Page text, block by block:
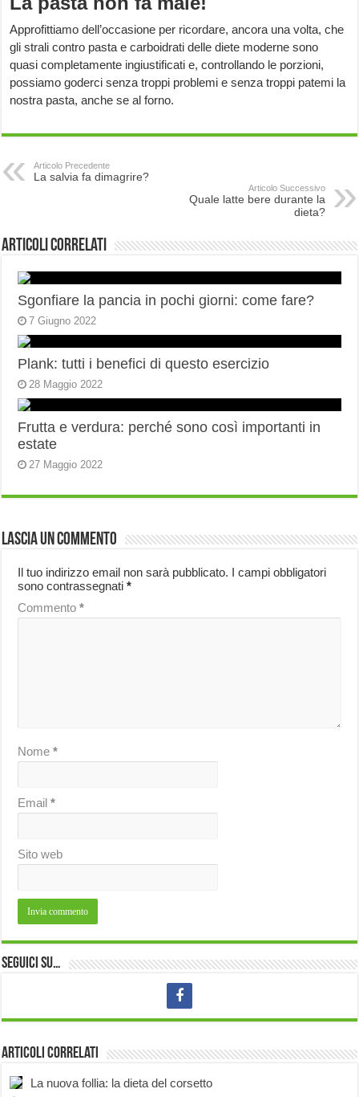
Approfittiamo dell’occasione per ricordare, ancora una volta, che
gli strali contro pasta e carboidrati delle diete moderne sono
quasi completamente ingiustificati e, controllando le porzioni,
possiamo goderci senza troppi problemi e senza troppi patemi la
nostra pasta, anche se al forno.
Articolo Precedente
La salvia fa dimagrire?
Articolo Successivo
Quale latte bere durante la
dieta?
Articoli correlati
Sgonfiare la pancia in pochi giorni: come fare?
7 Giugno 2022
Plank: tutti i benefici di questo esercizio
28 Maggio 2022
Frutta e verdura: perché sono così importanti in
estate
27 Maggio 2022
Lascia un commento
Il tuo indirizzo email non sarà pubblicato. I campi obbligatori
sono contrassegnati*
Commento*
Nome*
Email*
Sito web
Seguici su…
Articoli correlati
La nuova follia: la dieta del corsetto